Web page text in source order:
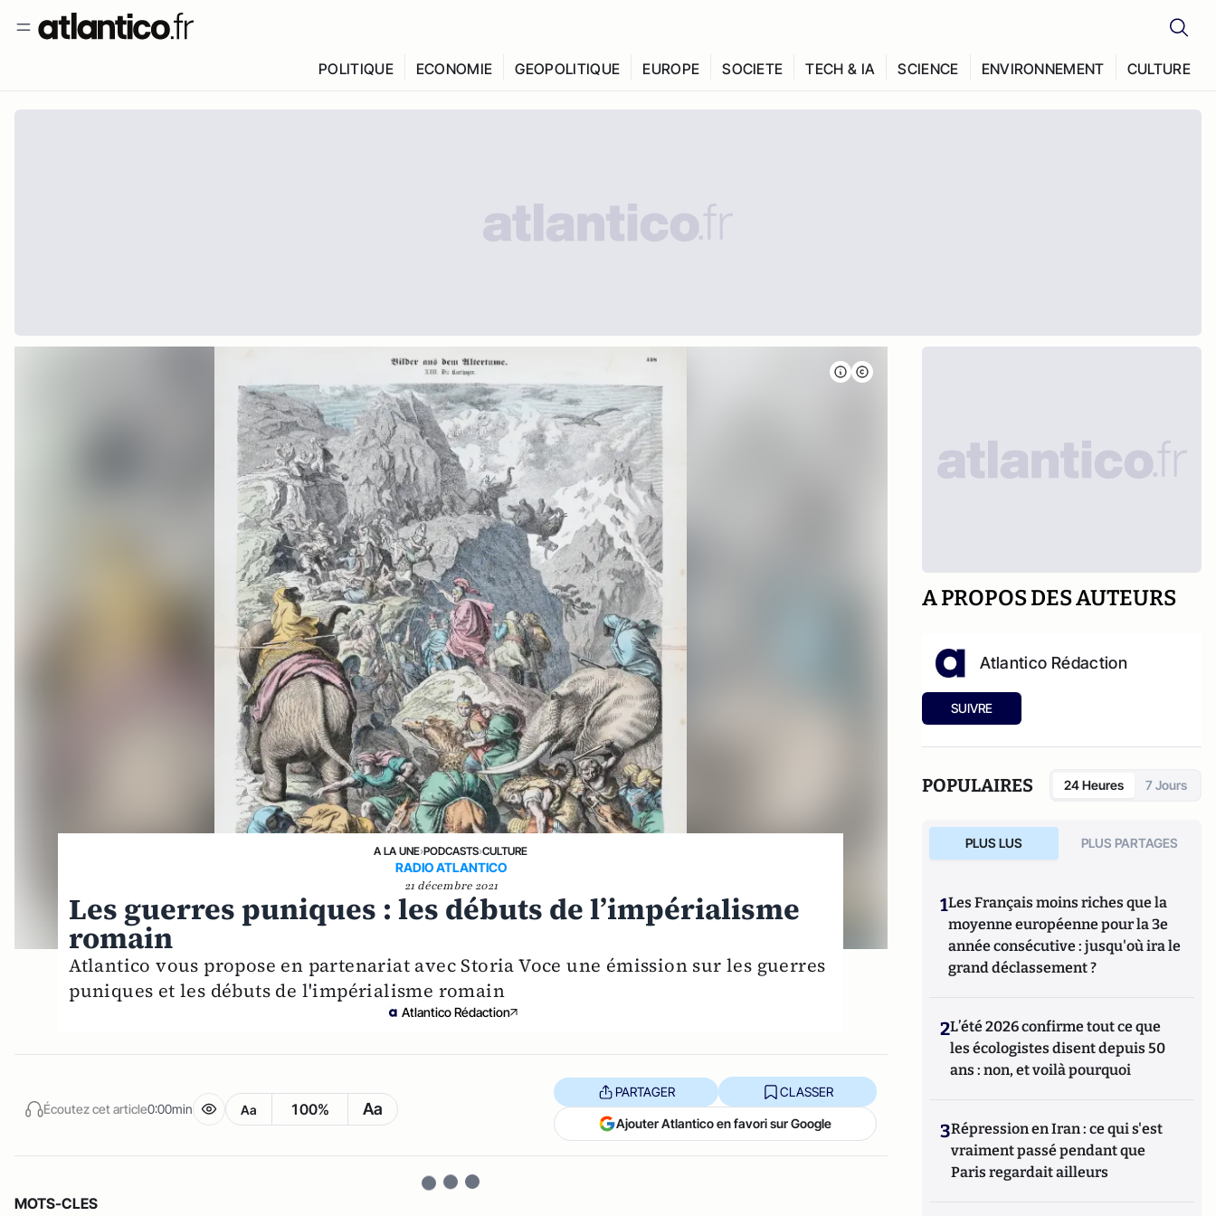
POLITIQUE ECONOMIE GEOPOLITIQUE EUROPE SOCIETE TECH & IA SCIENCE ENVIRONNEMENT CULTURE
A LA UNE›PODCASTS›CULTURE
RADIO ATLANTICO
21 décembre 2021
Les guerres puniques : les débuts de l’impérialisme
romain
Atlantico vous propose en partenariat avec Storia Voce une émission sur les guerres
puniques et les débuts de l'impérialisme romain
Atlantico Rédaction
Écoutez cet article0:00min Aa 100% Aa
PARTAGER CLASSER
Ajouter Atlantico en favori sur Google
MOTS-CLES
A PROPOS DES AUTEURS
Atlantico Rédaction
SUIVRE
POPULAIRES 24 Heures 7 Jours
PLUS LUS PLUS PARTAGES
1Les Français moins riches que la
moyenne européenne pour la 3e
année consécutive : jusqu'où ira le
grand déclassement ?
2L’été 2026 confirme tout ce que
les écologistes disent depuis 50
ans : non, et voilà pourquoi
3Répression en Iran : ce qui s'est
vraiment passé pendant que
Paris regardait ailleurs